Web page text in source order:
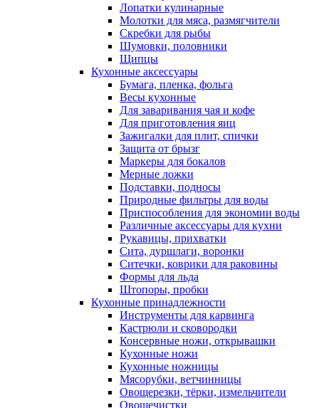
Лопатки кулинарные
Молотки для мяса, размягчители
Скребки для рыбы
Шумовки, половники
Щипцы
Кухонные аксессуары
Бумага, пленка, фольга
Весы кухонные
Для заваривания чая и кофе
Для приготовления яиц
Зажигалки для плит, спички
Защита от брызг
Маркеры для бокалов
Мерные ложки
Подставки, подносы
Природные фильтры для воды
Приспособления для экономии воды
Различные аксессуары для кухни
Рукавицы, прихватки
Сита, дуршлаги, воронки
Ситечки, коврики для раковины
Формы для льда
Штопоры, пробки
Кухонные принадлежности
Инструменты для карвинга
Кастрюли и сковородки
Консервные ножи, открывашки
Кухонные ножи
Кухонные ножницы
Мясорубки, ветчинницы
Овощерезки, тёрки, измельчители
Овощечистки